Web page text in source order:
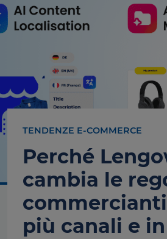
TENDENZE E-COMMERCE
Perché
cambia le
più canali e